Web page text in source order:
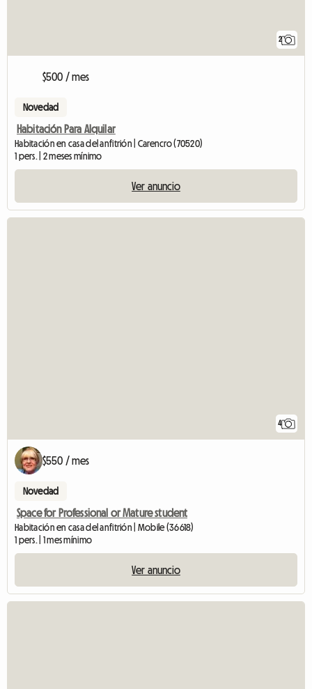
2
$500 / mes
Novedad
Habitación Para Alquilar
Habitación en casa del anfitrión | Carencro (70520)
1 pers. | 2 meses mínimo
Ver anuncio
4
$550 / mes
Novedad
Space for Professional or Mature student
Habitación en casa del anfitrión | Mobile (36618)
1 pers. | 1 mes mínimo
Ver anuncio